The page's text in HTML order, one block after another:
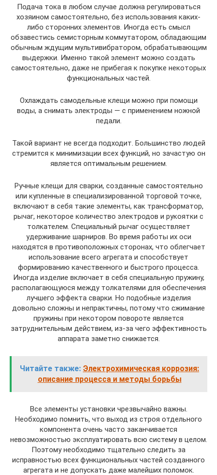
Подача тока в любом случае должна регулироваться
хозяином самостоятельно, без использования каких-
либо сторонних элементов. Иногда есть смысл
обзавестись семисторным коммутатором, обладающим
обычным ждущим мультивибратором, обрабатывающим
выдержки. Именно такой элемент можно создать
самостоятельно, даже не прибегая к покупке некоторых
функциональных частей.
Охлаждать самодельные клещи можно при помощи
воды, а снимать электроды — с применением ножной
педали.
Такой вариант не всегда подходит. Большинство людей
стремится к минимизации всех функций, но зачастую он
является оптимальным решением.
Ручные клещи для сварки, созданные самостоятельно
или купленные в специализированной торговой точке,
включают в себя такие элементы, как трансформатор,
рычаг, некоторое количество электродов и рукоятки с
толкателем. Специальный рычаг осуществляет
удерживание шарниров. Во время работы их оси
находятся в противоположных сторонах, что облегчает
использование всего агрегата и способствует
формированию качественного и быстрого процесса.
Иногда изделие включает в себя специальную пружину,
располагающуюся между толкателями для обеспечения
лучшего эффекта сварки. Но подобные изделия
довольно сложны и непрактичны, потому что сжимание
пружины при некотором повороте является
затруднительным действием, из-за чего эффективность
аппарата заметно снижается.
Читайте также: Электрохимическая коррозия:
описание процесса и методы борьбы
Все элементы установки чрезвычайно важны.
Необходимо помнить, что выход из строя отдельного
компонента очень часто заканчивается
невозможностью эксплуатировать всю систему в целом.
Поэтому необходимо тщательно следить за
исправностью всех функциональных частей созданного
агрегата и не допускать даже малейших поломок.